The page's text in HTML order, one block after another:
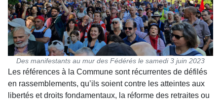
Des manifestants au mur des Fédérés le samedi 3 juin 2023
Les références à la Commune sont récurrentes de défilés
en rassemblements, qu’ils soient contre les atteintes aux
libertés et droits fondamentaux, la réforme des retraites ou